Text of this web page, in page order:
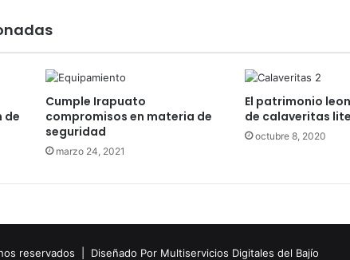
de
Cumple Irapuato
compromisos en materia de
seguridad
marzo 24, 2021
El patrimonio
de calaveritas
octubre 8, 2020
reservados | Diseñado Por Multiservicios Digitales del Bajío